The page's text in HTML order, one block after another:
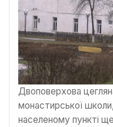
Двоповерхова
монастирської
населеному пункті